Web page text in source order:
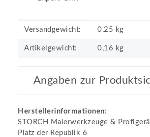
Produkteigenschaft
Wert
Versandgewicht: 0,25 kg
Artikelgewicht: 0,16 kg
Angaben zur
Herstellerinformationen:
STORCH Malerwerkzeuge &
Platz der Republik 6